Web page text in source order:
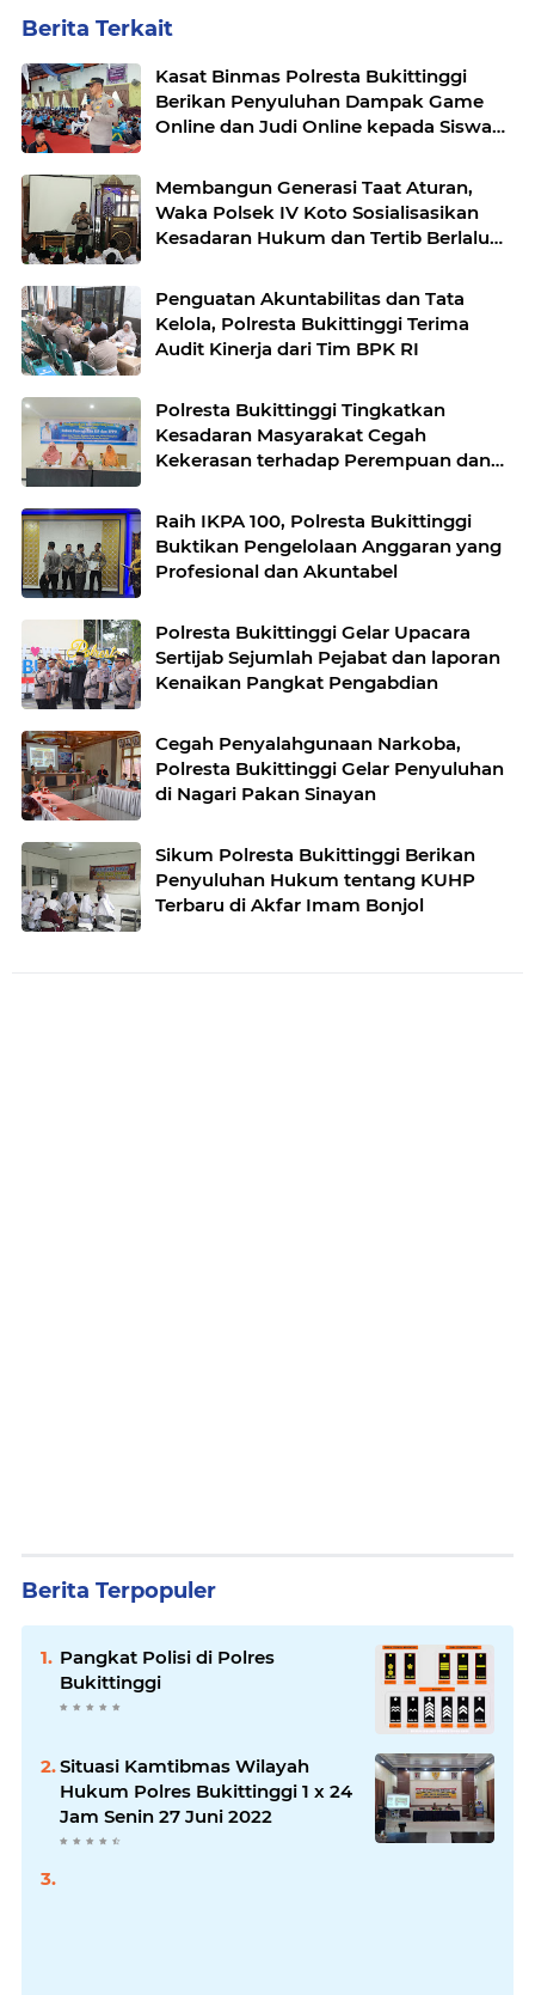
Berita Terkait
Kasat Binmas Polresta Bukittinggi
Berikan Penyuluhan Dampak Game
Online dan Judi Online kepada Siswa
Membangun Generasi Taat Aturan,
Waka Polsek IV Koto Sosialisasikan
Kesadaran Hukum dan Tertib Berlalu
Penguatan Akuntabilitas dan Tata
Kelola, Polresta Bukittinggi Terima
Audit Kinerja dari Tim BPK RI
Polresta Bukittinggi Tingkatkan
Kesadaran Masyarakat Cegah
Kekerasan terhadap Perempuan dan
Raih IKPA 100, Polresta Bukittinggi
Buktikan Pengelolaan Anggaran yang
Profesional dan Akuntabel
Polresta Bukittinggi Gelar Upacara
Sertijab Sejumlah Pejabat dan laporan
Kenaikan Pangkat Pengabdian
Cegah Penyalahgunaan Narkoba,
Polresta Bukittinggi Gelar Penyuluhan
di Nagari Pakan Sinayan
Sikum Polresta Bukittinggi Berikan
Penyuluhan Hukum tentang KUHP
Terbaru di Akfar Imam Bonjol
Berita Terpopuler
Pangkat Polisi di Polres
Bukittinggi
Situasi Kamtibmas Wilayah
Hukum Polres Bukittinggi 1 x 24
Jam Senin 27 Juni 2022